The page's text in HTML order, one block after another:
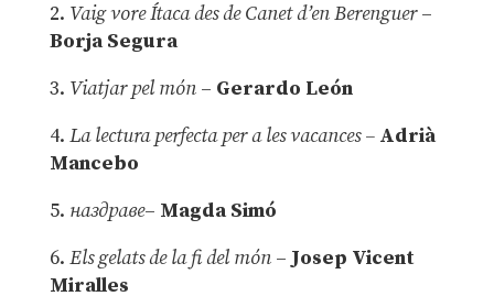
2. Vaig vore Ítaca des de Canet d’en Berenguer–
Borja Segura
3. Viatjar pel món – Gerardo León
4. La lectura perfecta per a les vacances –Adrià
Mancebo
5. наздраве– Magda Simó
6. Els gelats de la fi del món – Josep Vicent
Miralles